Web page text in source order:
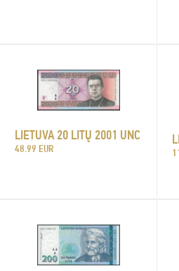
LIETUVA 20 LITŲ 2001 UNC
48.99 EUR